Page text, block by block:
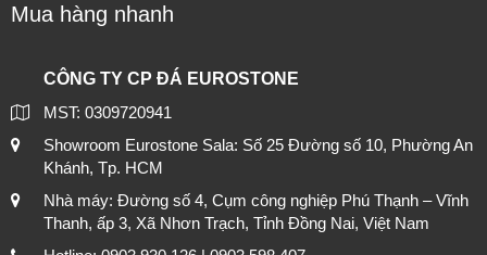
Mua hàng nhanh
CÔNG TY CP ĐÁ EUROSTONE
MST: 0309720941
Showroom Eurostone Sala: Số 25 Đường số 10, Phường An
Khánh, Tp. HCM
Nhà máy: Đường số 4, Cụm công nghiệp Phú Thạnh – Vĩnh
Thanh, ấp 3, Xã Nhơn Trạch, Tỉnh Đồng Nai, Việt Nam